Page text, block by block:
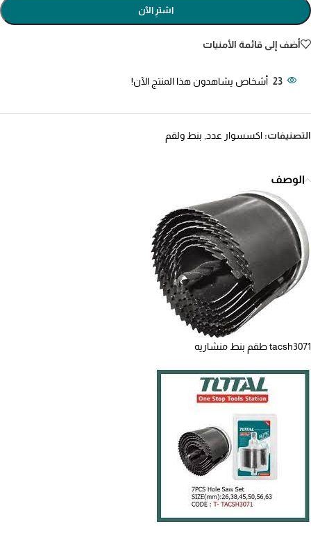
اشترِ الآن
أضف إلى قائمة الأمنيات
23 أشخاص يشاهدون هذا المنتج الآن!
التصنيفات: اكسسوار عدد بنط ولقم
الوصف
tacsh3071 طقم بنط منشاريه